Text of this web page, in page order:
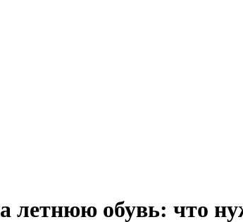
Чернокоз Ольга Валерьевна
летнюю обувь: что